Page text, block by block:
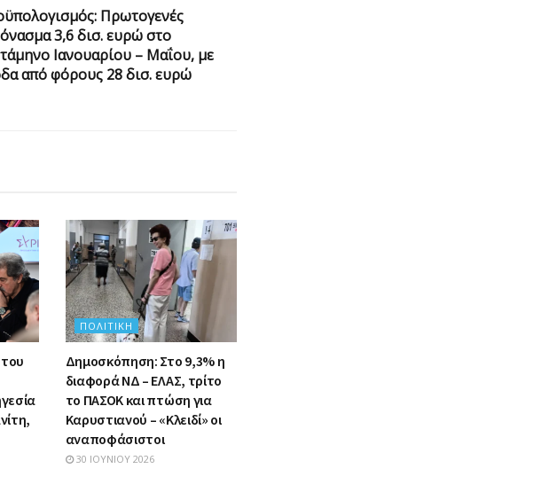
Πρωτογενές
3,6 δισ. ευρώ στο
Ιανουαρίου – Μαΐου, με
από φόρους 28 δισ. ευρώ
ΠΟΛΙΤΙΚΉ
Δημοσκόπηση: Στο 9,3% η
διαφορά ΝΔ – ΕΛΑΣ, τρίτο
το ΠΑΣΟΚ και πτώση για
Καρυστιανού – «Κλειδί» οι
αναποφάσιστοι
30 ΙΟΥΝΊΟΥ 2026